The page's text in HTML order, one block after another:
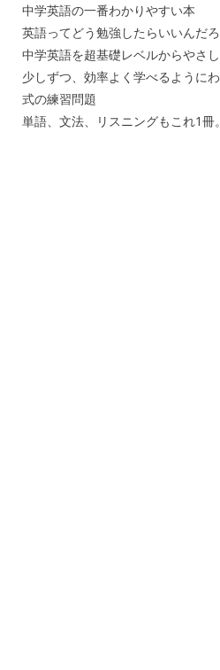
中学英語の一番わかりやすい本
英語ってどう勉強したらいいんだ
中学英語を超基礎レベルからやさし
少しずつ、効率よく学べるように
式の練習問題
単語、文法、リスニングもこれ1冊。